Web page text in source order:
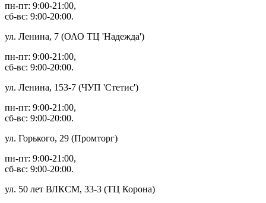
пн-пт: 9:00-21:00,
сб-вс: 9:00-20:00.
ул. Ленина, 7 (ОАО ТЦ 'Надежда')
пн-пт: 9:00-21:00,
сб-вс: 9:00-20:00.
ул. Ленина, 153-7 (ЧУП 'Стетис')
пн-пт: 9:00-21:00,
сб-вс: 9:00-20:00.
ул. Горького, 29 (Промторг)
пн-пт: 9:00-21:00,
сб-вс: 9:00-20:00.
ул. 50 лет ВЛКСМ, 33-3 (ТЦ Корона)